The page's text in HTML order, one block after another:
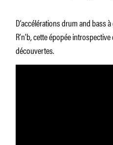
D’accélérations drum and bass
R’n’b, cette épopée
découvertes.